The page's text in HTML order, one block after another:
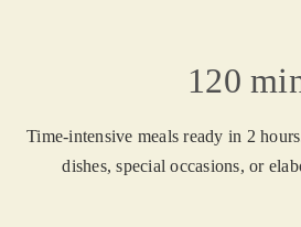
120
Time-intensive meals ready in 2
dishes, special occasions, or